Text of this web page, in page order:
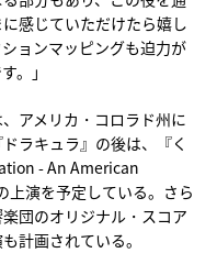
感じていただけたら嬉し
ョンマッピングも迫力が
。」
アメリカ・コロラド州に
ラキュラ』の後は、『く
- An American
演を予定している。さら
団のオリジナル・スコア
計画されている。